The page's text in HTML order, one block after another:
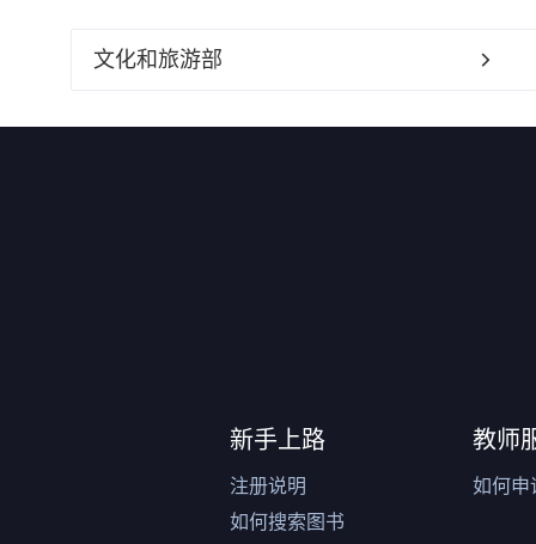
文化和旅游部
新手上路
注册说明
如何搜索图书
教师
如何申